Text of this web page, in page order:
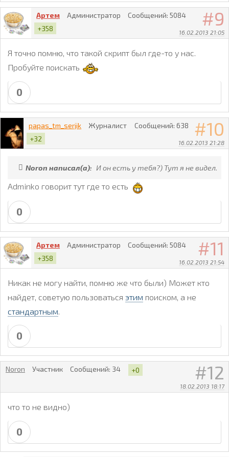
9
16.02.2013 21:05
Артем Администратор Сообщений: 5084
+358
Я точно помню, что такой скрипт был где-то у нас.
Пробуйте поискать
0
10
16.02.2013 21:28
papas_tm_serjik Журналист Сообщений: 638
+32
Noron написал(а): И он есть у тебя?) Тут я не видел.
Adminko говорит тут где то есть
0
11
16.02.2013 21:54
Артем Администратор Сообщений: 5084
+358
Никак не могу найти, помню же что были) Может кто
найдет, советую пользоваться этим поиском, а не
стандартным
0
12
18.02.2013 18:17
Noron Участник Сообщений: 34 +0
что то не видно)
0